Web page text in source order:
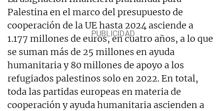
Palestina en el marco del presupuesto de
cooperación de la UE hasta 2024 asciende a
1.177 millones de euros, en cuatro años, a lo que
se suman más de 25 millones en ayuda
humanitaria y 80 millones de apoyo a los
refugiados palestinos solo en 2022. En total,
toda las partidas europeas en materia de
cooperación y ayuda humanitaria ascienden a